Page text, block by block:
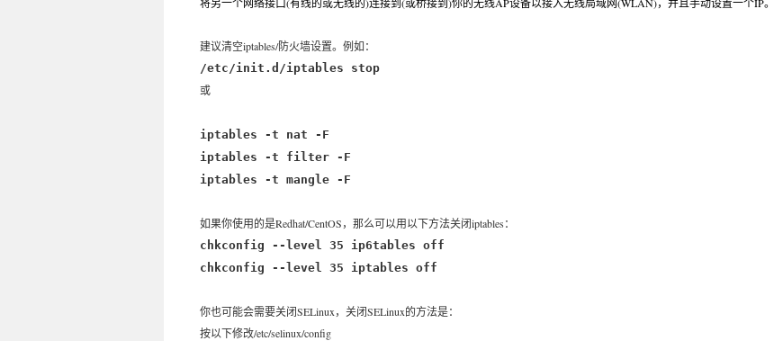
建议清空iptables/防火墙设置。例如：
/etc/init.d/iptables stop
或
iptables -t nat -F
iptables -t filter -F
iptables -t mangle -F
如果你使用的是Redhat/CentOS，那么可以用以下方法关闭iptables：
chkconfig --level 35 ip6tables off
chkconfig --level 35 iptables off
你也可能会需要关闭SELinux，关闭SELinux的方法是：
按以下修改/etc/selinux/config